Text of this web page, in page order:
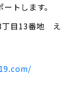
トします。
丁目13番地 え